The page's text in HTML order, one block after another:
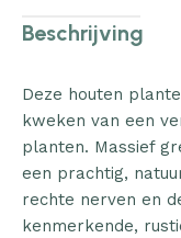
Beschrijving
Deze houten
kweken van een
planten. Massief
een prachtig,
rechte nerven en
kenmerkende,